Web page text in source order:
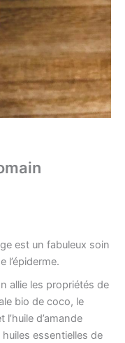
est un fabuleux soin
l’épiderme.
allie les propriétés de
bio de coco, le
d’amande
huiles essentielles de